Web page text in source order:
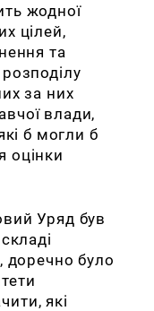
жодної
цілей,
та
за них
влади,
б могли б
оцінки
Уряд був
доречно було
які